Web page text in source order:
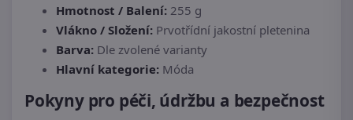
Hmotnost / Balení: 255 g
Vlákno / Složení: Prvotřídní jakostní pletenina
Barva: Dle zvolené varianty
Hlavní kategorie: Móda
Pokyny pro péči, údržbu a bezpečnost